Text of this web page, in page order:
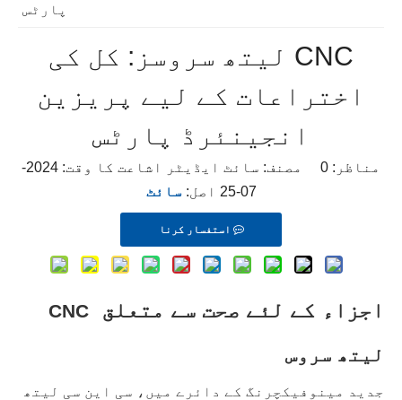
پارٹس
CNC لیتھ سروسز: کل کی
اختراعات کے لیے پریزین
انجینئرڈ پارٹس
مناظر: 0
مصنف: سائٹ ایڈیٹر اشاعت کا وقت: 2024-
07-25 اصل:
سائٹ
استفسار کرنا
اجزاء کے لئے صحت سے متعلق CNC
لیتھ سروس
جدید مینوفیکچرنگ کے دائرے میں، سی این سی لیتھ